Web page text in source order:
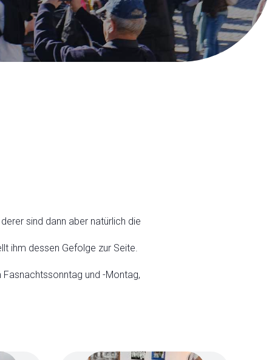
sind dann aber natürlich die
ihm dessen Gefolge zur Seite.
Fasnachtssonntag und -Montag,